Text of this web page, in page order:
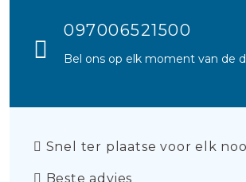
097006521500
Bel ons op elk moment van de
Snel ter plaatse voor elk
Beste advies